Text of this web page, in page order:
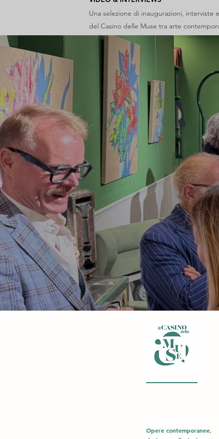
Una selezione di inaugurazioni,
del Casino delle Muse tra arte
Opere contemporanee,